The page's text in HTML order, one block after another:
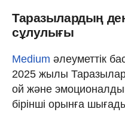
Таразылардың
сұлулығы
Medium әлеуметтік
2025 жылы
ой және
бірінші орынға